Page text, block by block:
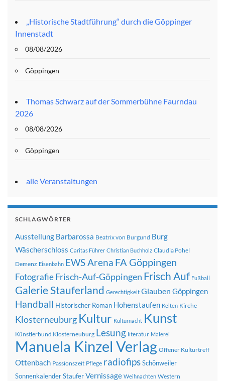
„Historische Stadtführung“ durch die Göppinger
Innenstadt
08/08/2026
Göppingen
Thomas Schwarz auf der Sommerbühne Faurndau
2026
08/08/2026
Göppingen
alle Veranstaltungen
SCHLAGWÖRTER
Ausstellung Barbarossa Beatrix von Burgund Burg
Wäscherschloss Caritas Führer Christian Buchholz Claudia Pohel
Demenz Eisenbahn EWS Arena FA Göppingen
FotografieFrisch-Auf-Göppingen Frisch Auf Fußball
Galerie Stauferland Gerechtigkeit Glauben Göppingen
Handball Historischer Roman Hohenstaufen Kelten Kirche
Klosterneuburg Kultur Kulturnacht Kunst
Künstlerbund Klosterneuburg Lesung literatur Malerei
Manuela Kinzel Verlag Offener Kulturtreff
Ottenbach Passionszeit Pflege radiofipsSchönweiler
SonnenkalenderStauferVernissage Weihnachten Western